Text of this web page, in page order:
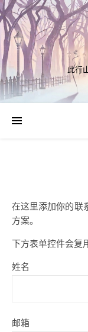
此行
在这里添加你的联系方式，或替换为你偏好的 Astro 表单集成
方案。
下方表单控件会复
姓名
邮箱